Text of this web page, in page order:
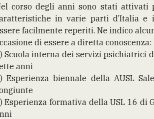
corso degli anni sono stati attivati
in varie parti d’Italia e
facilmente reperiti. Ne indico
di essere a diretta conoscenza:
Scuola interna dei servizi psichiatrici
anni
Esperienza biennale della AUSL
Esperienza formativa della USL 16 di